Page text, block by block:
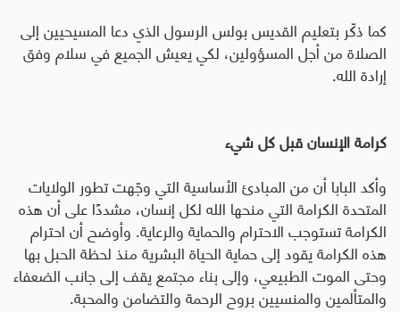
كما ذكّر بتعليم القديس بولس الرسول الذي دعا المسيحيين إلى
الصلاة من أجل المسؤولين، لكي يعيش الجميع في سلام وفق
إرادة الله.
كرامة الإنسان قبل كل شيء
وأكد البابا أن من المبادئ الأساسية التي وجّهت تطور الولايات
المتحدة الكرامة التي منحها الله لكل إنسان، مشددًا على أن هذه
الكرامة تستوجب الاحترام والحماية والرعاية. وأوضح أن احترام
هذه الكرامة يقود إلى حماية الحياة البشرية منذ لحظة الحبل بها
وحتى الموت الطبيعي، وإلى بناء مجتمع يقف إلى جانب الضعفاء
والمتألمين والمنسيين بروح الرحمة والتضامن والمحبة.